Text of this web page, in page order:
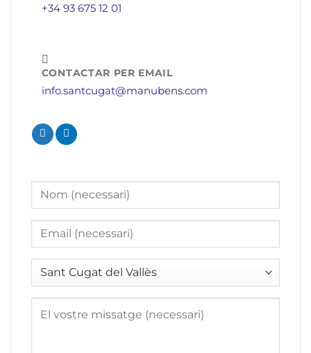
+34 93 675 12 01
CONTACTAR PER EMAIL
info.santcugat@manubens.com